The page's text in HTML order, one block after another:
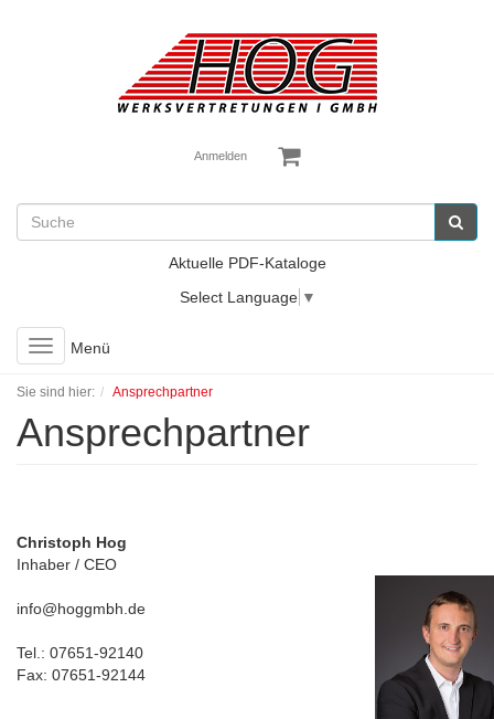
Anmelden
Aktuelle PDF-Kataloge
Select Language ▼
Toggle
navigation
Menü
Sie sind hier: Ansprechpartner
Ansprechpartner
Christoph Hog
Inhaber / CEO
info@hoggmbh.de
Tel.: 07651-92140
Fax: 07651-92144